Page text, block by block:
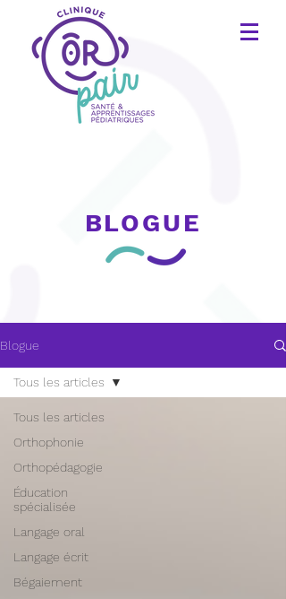
BLOGUE
Blogue
Tous les articles
Orthophonie
Orthopédagogie
Éducation
spécialisée
Langage oral
Langage écrit
Bégaiement
Tous les articles